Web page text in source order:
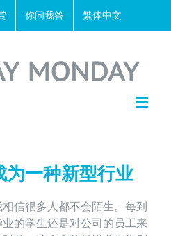
你问我答 繁体中文
为一种新型行业
信很多人都不会陌生。每到
的学生还是对公司的员工来